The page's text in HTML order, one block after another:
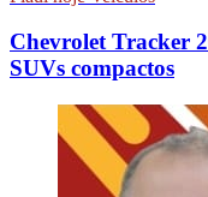
Chevrolet Tracker
SUVs compactos